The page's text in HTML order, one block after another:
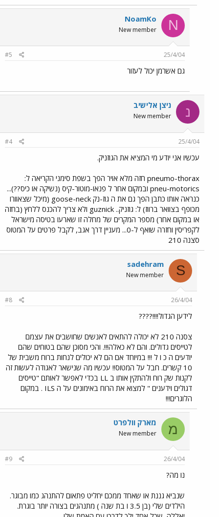
N
NoamKo
New member
25/4/04
#5
גם אשרמן יכול לעזור
נ ניצן אלישיב
New member
25/4/04
#4
עכשיו אני יודע מי המציא את הגוזניק.
pneumo-thorax חזה מלא אויר הפך בשפת סימני הקריאה ל:
pneu-motorics ובמקום אחר ל פנאו-מוטור-קיס (נשיקה או כיס??)...
כנראה אותו כתבן הפך גם את ה גוז-נק goose-neck (מיכל שצאוורו
מכופף בצוואר ברווז) ל: גוזניק.. guznick ולא צריך להכנס ללחץ (בחזה
או במקום אחר) מספר המקרים של מחלה זו שארעו בטיסה מישראל
לקפריסין וחזרה שואף ל-0... מעניין דרך אגב, לקבל פרטים על המטוס
סצנה 210
S
sadehram
New member
26/4/04
#8
לידען הגדול!!!!????
צסנה 210 לא יכולה להתאים לאנשים שחושבים את עצמם
לטייסים גדולים. והם לא כאלה!!!. והכי מסוכן שהם בטוחים שהם
יודעים ה כ ו ל !!! במיוחד אם הם לא יכולים לנחות ברוח משבית של
10 קשרים. חבל על המטוס!! עכשיו מה שנישאר לאגודה לעשות זה
לקנות שק רוח ולהתקין אותו ב LL בכדי לאפשר לאותם "טייסים
דגולים וידענים " למצוא את הרוח באימונים על ה ILS . במקום
הלוגרים!!!
מ מארק וולפרט
New member
26/4/04
#9
נו מה?
שנביא גננת או שאחד ממכם יחליט פתאום להתנהג כמו מבוגר.
הילדים שלי (בן 3.5 ו בת שנה ) מתנהגים בצורה יותר בוגרת.